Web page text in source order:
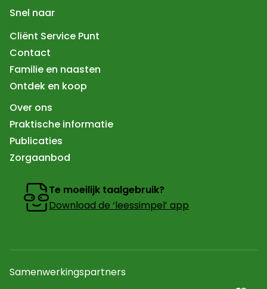
Snel naar
Cliënt Service Punt
Contact
Familie en naasten
Ontdek en koop
Over ons
Praktische informatie
Publicaties
Zorgaanbod
Te moeilijk taalgebruik?
Download de ‘leessimpel’ app
Samenwerkingspartners